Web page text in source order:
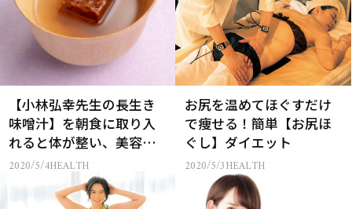
【小林弘幸先生の長生き
味噌汁】を朝食に取り入
れると体が整い、美容と
健康にいいこといっぱ
い！《博子の食卓 免疫ア
ップレシピ①》
2020/5/4HEALTH
お尻を温めてほぐすだけ
で痩せる！簡単【お尻ほ
ぐし】ダイエット
2020/5/3HEALTH